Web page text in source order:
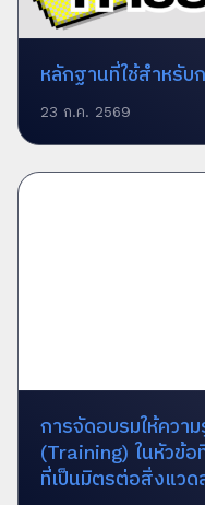
หลักฐานที่ใช้สำหรับ
23 ก.ค. 2569
การจัดอบรมให้ควา
(Training) ในหัวข้อ
ที่เป็นมิตรต่อสิ่งแว